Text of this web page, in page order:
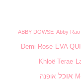
ABBY DOWSE Abby Rao
Demi Rose EVA
Khloë Terae
אוכל אופנה